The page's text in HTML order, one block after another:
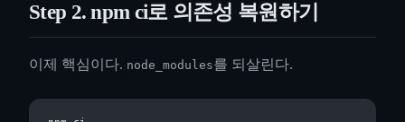
Step 2. npm ci로 의존성 복원하기
이제 핵심이다. node_modules를 되살린다.